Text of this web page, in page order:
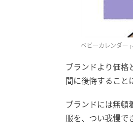
ベビーカレンダー
ブランドより価格
間に後悔すること
ブランドには無頓
服を、つい我慢で